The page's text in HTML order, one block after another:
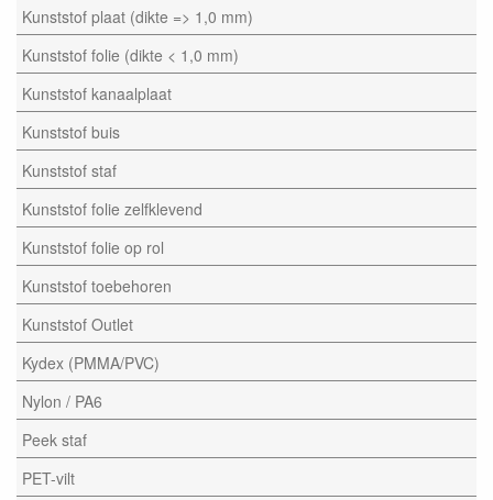
Kunststof plaat (dikte => 1,0 mm)
Kunststof folie (dikte < 1,0 mm)
Kunststof kanaalplaat
Kunststof buis
Kunststof staf
Kunststof folie zelfklevend
Kunststof folie op rol
Kunststof toebehoren
Kunststof Outlet
Kydex (PMMA/PVC)
Nylon / PA6
Peek staf
PET-vilt